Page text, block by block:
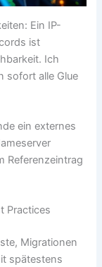
Ein IP-
ist
Ich
sofort alle Glue
ein externes
Referenzeintrag
Practices
Migrationen
spätestens